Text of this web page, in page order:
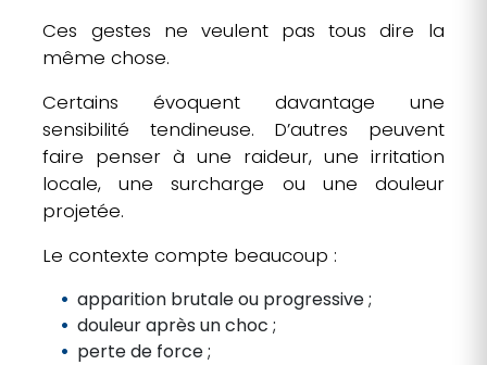
Ces gestes ne veulent pas tous dire la
même chose.
Certains évoquent davantage une
sensibilité tendineuse. D’autres peuvent
faire penser à une raideur, une irritation
locale, une surcharge ou une douleur
projetée.
Le contexte compte beaucoup :
apparition brutale ou progressive ;
douleur après un choc ;
perte de force ;